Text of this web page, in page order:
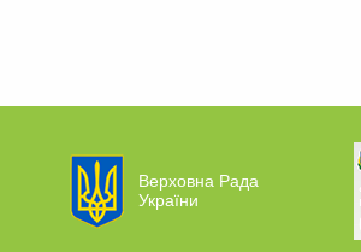
Верховна Рада
України